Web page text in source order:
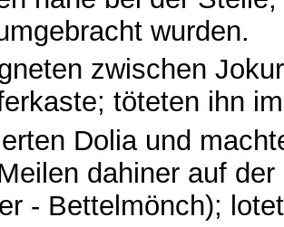
wurden.
zwischen
töteten ihn
Dolia und
dahiner auf
- Bettelmönch);